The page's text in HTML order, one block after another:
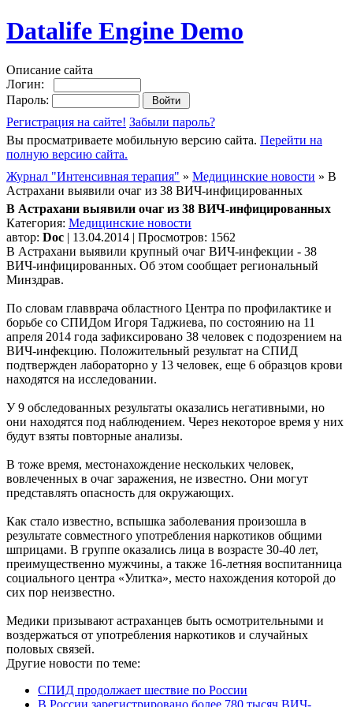
Datalife Engine Demo
Описание сайта
Логин:
Пароль:
Регистрация на сайте! Забыли пароль?
Вы просматриваете мобильную версию сайта. Перейти на
полную версию сайта.
Журнал "Интенсивная терапия" » Медицинские новости » В
Астрахани выявили очаг из 38 ВИЧ-инфицированных
В Астрахани выявили очаг из 38 ВИЧ-инфицированных
Категория: Медицинские новости
автор: Doc | 13.04.2014 | Просмотров: 1562
В Астрахани выявили крупный очаг ВИЧ-инфекции - 38
ВИЧ-инфицированных. Об этом сообщает региональный
Минздрав.
По словам главврача областного Центра по профилактике и
борьбе со СПИДом Игоря Таджиева, по состоянию на 11
апреля 2014 года зафиксировано 38 человек с подозрением на
ВИЧ-инфекцию. Положительный результат на СПИД
подтвержден лабораторно у 13 человек, еще 6 образцов крови
находятся на исследовании.
У 9 обследованных результаты оказались негативными, но
они находятся под наблюдением. Через некоторое время у них
будут взяты повторные анализы.
В тоже время, местонахождение нескольких человек,
вовлеченных в очаг заражения, не известно. Они могут
представлять опасность для окружающих.
Как стало известно, вспышка заболевания произошла в
результате совместного употребления наркотиков общими
шприцами. В группе оказались лица в возрасте 30-40 лет,
преимущественно мужчины, а также 16-летняя воспитанница
социального центра «Улитка», место нахождения которой до
сих пор неизвестно.
Медики призывают астраханцев быть осмотрительными и
воздержаться от употребления наркотиков и случайных
половых связей.
Другие новости по теме:
СПИД продолжает шествие по России
В России зарегистрировано более 780 тысяч ВИЧ-